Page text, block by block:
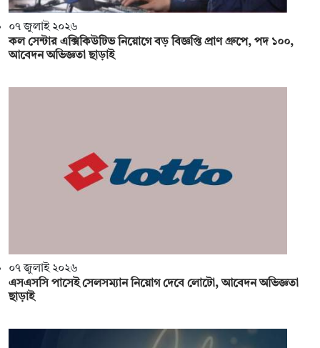
০৭ জুলাই ২০২৬
কল সেন্টার এক্সিকিউটিভ নিয়োগে বড় বিজ্ঞপ্তি প্রাণ গ্রুপে, পদ ১০০,
আবেদন অভিজ্ঞতা ছাড়াই
০৭ জুলাই ২০২৬
এসএসসি পাসেই সেলসম্যান নিয়োগ দেবে লোটো, আবেদন অভিজ্ঞতা
ছাড়াই